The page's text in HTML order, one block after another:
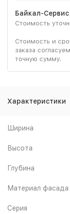
Байкал-Сервис
Стоимость
Стоимость и
заказа
точную сумму.
Характеристики
Ширина
Высота
Глубина
Материал фасада
Серия